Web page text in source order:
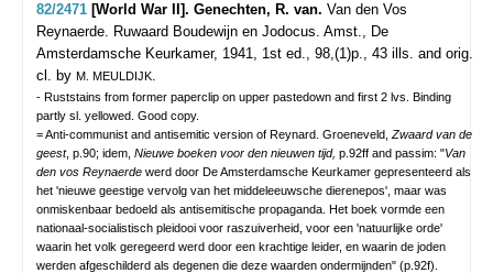
82/2471 [World War II]. Genechten, R. van. Van den Vos
Reynaerde. Ruwaard Boudewijn en Jodocus. Amst., De
Amsterdamsche Keurkamer, 1941, 1st ed., 98,(1)p., 43 ills. and orig.
cl. by M. MEULDIJK.
- Ruststains from former paperclip on upper pastedown and first 2 lvs. Binding
partly sl. yellowed. Good copy.
= Anti-communist and antisemitic version of Reynard. Groeneveld, Zwaard van de
geest, p.90; idem, Nieuwe boeken voor den nieuwen tijd, p.92ff and passim: "Van
den vos Reynaerde werd door De Amsterdamsche Keurkamer gepresenteerd als
het 'nieuwe geestige vervolg van het middeleeuwsche dierenepos', maar was
onmiskenbaar bedoeld als antisemitische propaganda. Het boek vormde een
nationaal-socialistisch pleidooi voor raszuiverheid, voor een 'natuurlijke orde'
waarin het volk geregeerd werd door een krachtige leider, en waarin de joden
werden afgeschilderd als degenen die deze waarden ondermijnden" (p.92f).